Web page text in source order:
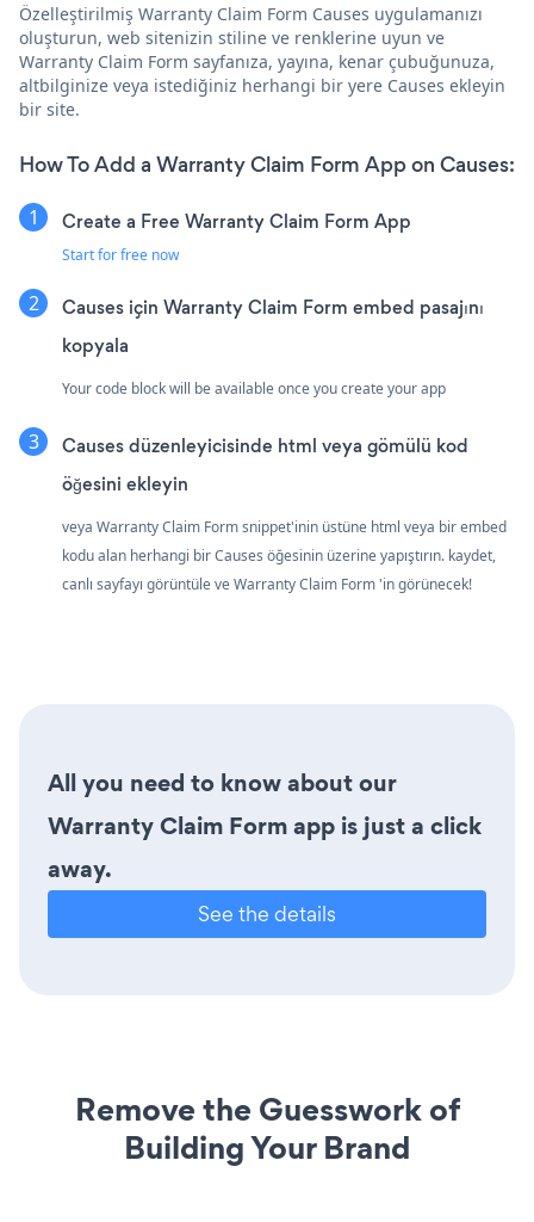
Özelleştirilmiş Warranty Claim Form Causes uygulamanızı
oluşturun, web sitenizin stiline ve renklerine uyun ve
Warranty Claim Form sayfanıza, yayına, kenar çubuğunuza,
altbilginize veya istediğiniz herhangi bir yere Causes ekleyin
bir site.
How To Add a Warranty Claim Form App on Causes:
Create a Free Warranty Claim Form App
Start for free now
Causes için Warranty Claim Form embed pasajını
kopyala
Your code block will be available once you create your app
Causes düzenleyicisinde html veya gömülü kod
öğesini ekleyin
veya Warranty Claim Form snippet'inin üstüne html veya bir embed
kodu alan herhangi bir Causes öğesinin üzerine yapıştırın. kaydet,
canlı sayfayı görüntüle ve Warranty Claim Form 'in görünecek!
All you need to know about our
Warranty Claim Form app is just a click
away.
See the details
Remove the Guesswork of
Building Your Brand